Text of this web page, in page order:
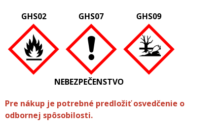
GHS02 GHS07 GHS09
NEBEZPEČENSTVO
Pre nákup je potrebné predložiť osvedčenie o
odbornej spôsobilosti.